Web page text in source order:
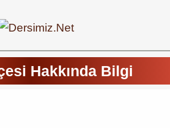
Hakkında Bilgi